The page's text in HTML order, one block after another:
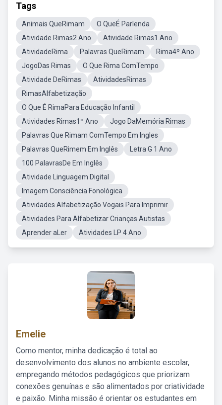
Tags
Animais QueRimam
O QueÉ Parlenda
Atividade Rimas2 Ano
Atividade Rimas1 Ano
AtividadeRima
Palavras QueRimam
Rima4º Ano
JogoDas Rimas
O Que Rima ComTempo
Atividade DeRimas
AtividadesRimas
RimasAlfabetização
O Que É RimaPara Educação Infantil
Atividades Rimas1º Ano
Jogo DaMemória Rimas
Palavras Que Rimam ComTempo Em Ingles
Palavras QueRimem Em Inglês
Letra G 1 Ano
100 PalavrasDe Em Inglês
Atividade Linguagem Digital
Imagem Consciência Fonológica
Atividades Alfabetização Vogais Para Imprimir
Atividades Para Alfabetizar Crianças Autistas
Aprender aLer
Atividades LP 4 Ano
Emelie
Como mentor, minha dedicação é total ao
desenvolvimento dos alunos no ambiente escolar,
empregando métodos pedagógicos que priorizam
conexões genuínas e são alimentados por criatividade
e paixão. Minha missão é orientar os estudantes em